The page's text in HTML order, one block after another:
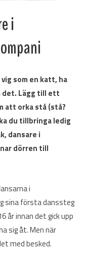
i
som en katt, ha
det. Lägg till ett
att orka stå (stå?
du tillbringa ledig
dansare i
dörren till
i
sina första danssteg
år innan det gick upp
sig åt. Men när
med besked.